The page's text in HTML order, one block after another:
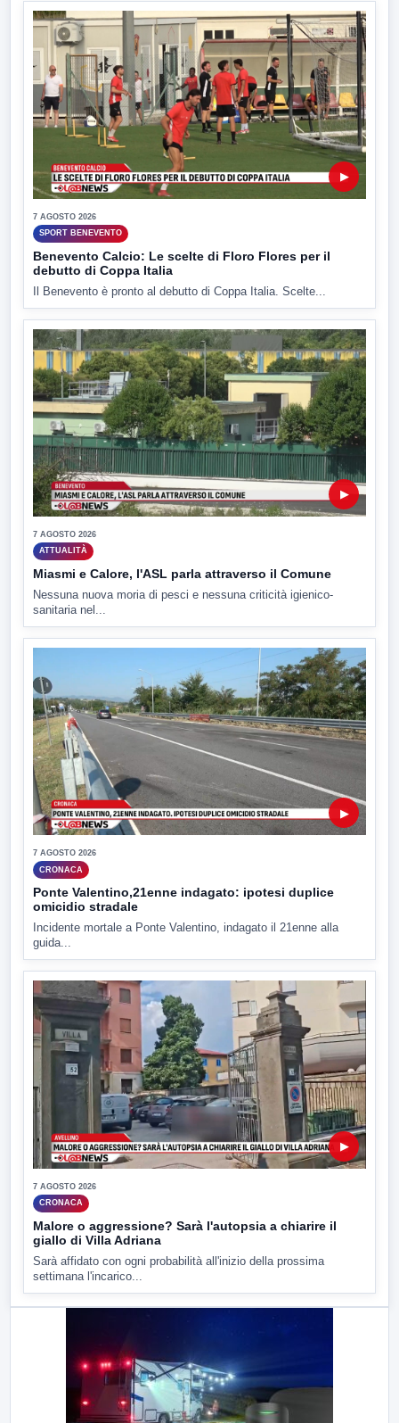
▶
7 AGOSTO 2026
SPORT BENEVENTO
Benevento Calcio: Le scelte di Floro Flores per il
debutto di Coppa Italia
Il Benevento è pronto al debutto di Coppa Italia. Scelte...
▶
7 AGOSTO 2026
ATTUALITÀ
Miasmi e Calore, l'ASL parla attraverso il Comune
Nessuna nuova moria di pesci e nessuna criticità igienico-
sanitaria nel...
▶
7 AGOSTO 2026
CRONACA
Ponte Valentino,21enne indagato: ipotesi duplice
omicidio stradale
Incidente mortale a Ponte Valentino, indagato il 21enne alla
guida...
▶
7 AGOSTO 2026
CRONACA
Malore o aggressione? Sarà l'autopsia a chiarire il
giallo di Villa Adriana
Sarà affidato con ogni probabilità all'inizio della prossima
settimana l'incarico...